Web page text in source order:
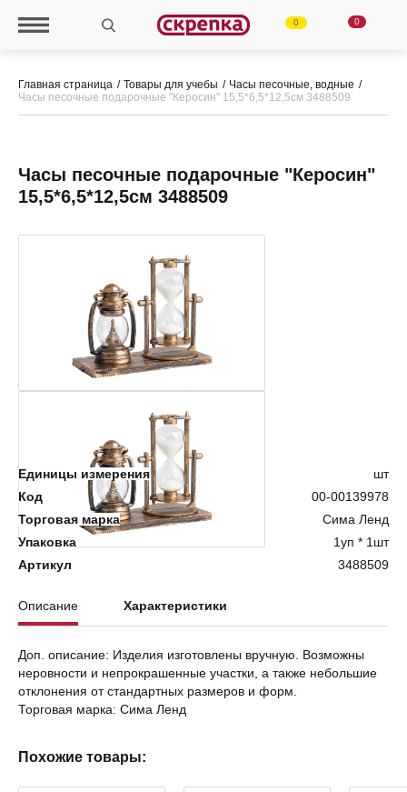
0 0
Главная страница Товары для учебы
Часы песочные, водные
Часы песочные подарочные "Керосин" 15,5*6,5*12,5см 3488509
Часы песочные подарочные "Керосин"
15,5*6,5*12,5см 3488509
Единицы измерения
шт
Код
00-00139978
Торговая марка
Сима Ленд
Упаковка
1уп * 1шт
Артикул
3488509
Описание Характеристики
Доп. описание: Изделия изготовлены вручную. Возможны
неровности и непрокрашенные участки, а также небольшие
отклонения от стандартных размеров и форм.
Торговая марка: Сима Ленд
Похожие товары: